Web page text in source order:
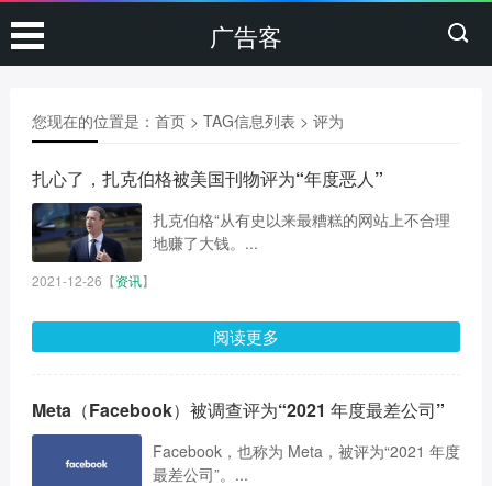
广告客
您现在的位置是： 首页> TAG信息列表 > 评为
扎心了，扎克伯格被美国刊物评为“年度恶人”
扎克伯格“从有史以来最糟糕的网站上不合理
地赚了大钱。...
2021-12-26 【资讯】
阅读更多
Meta（Facebook）被调查评为“2021 年度最差公司”
Facebook，也称为 Meta，被评为“2021 年度
最差公司”。...